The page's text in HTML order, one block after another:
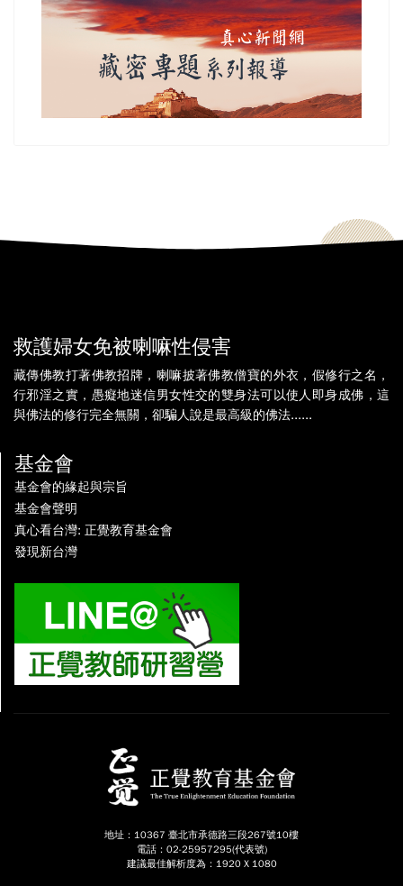
救護婦女免被喇嘛性侵害
藏傳佛教打著佛教招牌，喇嘛披著佛教僧寶的外衣，假修行之名，
行邪淫之實，愚癡地迷信男女性交的雙身法可以使人即身成佛，這
與佛法的修行完全無關，卻騙人說是最高級的佛法......
基金會
基金會的緣起與宗旨
基金會聲明
真心看台灣: 正覺教育基金會
發現新台灣
地址：10367 臺北市承德路三段267號10樓
電話：02-25957295(代表號)
建議最佳解析度為：1920 X 1080